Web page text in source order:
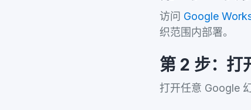
访问 Google
织范围内部署。
第 2 步：打
打开任意 Google